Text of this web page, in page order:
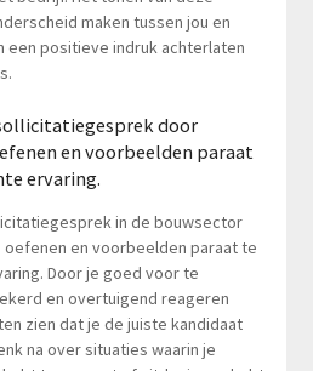
maken tussen jou en
een positieve indruk achterlaten
door
en voorbeelden paraat
ervaring.
in de bouwsector
en voorbeelden paraat te
Door je goed voor te
en overtuigend reageren
zien dat je de juiste kandidaat
na over situaties waarin je